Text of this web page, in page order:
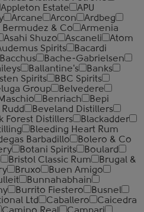
Appleton Estate
APU
Arcane Arcon
Ardbeg
& Co
Armenia
Asahi Shuzo Ascaneli
Atom
Spirits
Bacardi
Bacchus
Bache-Gabrielsen
Ballantine's
Banks
Spirits
BBC Spirits
Group
Belvedere
Benriach
Bepi
Beveland Distillers
Forest Distillers
Blackadder
Bleeding Heart Rum
Barbadillo
Bolero & Co
Botani Spirits
Boulard
Bristol Classic Rum
Brugal &
Bruxo
Buen Amigo
Bunnahabhain
Burrito Fiestero
Busnel
Ltd Caballero
Caicedra